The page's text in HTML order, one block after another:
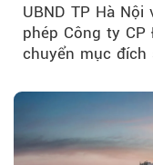
UBND TP Hà
phép Công ty
chuyển mục đích